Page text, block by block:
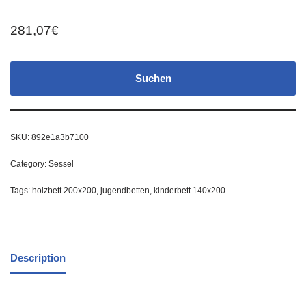
281,07€
Suchen
SKU: 892e1a3b7100
Category: Sessel
Tags: holzbett 200x200 jugendbetten kinderbett 140x200
Description